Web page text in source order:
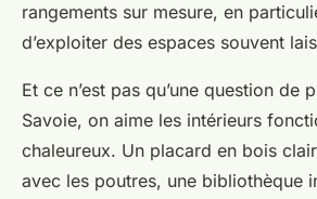
rangements sur mesure, en
d’exploiter des espaces souvent
Et ce n’est pas qu’une question de
Savoie, on aime les intérieurs
chaleureux. Un placard en bois
avec les poutres, une bibliothèque